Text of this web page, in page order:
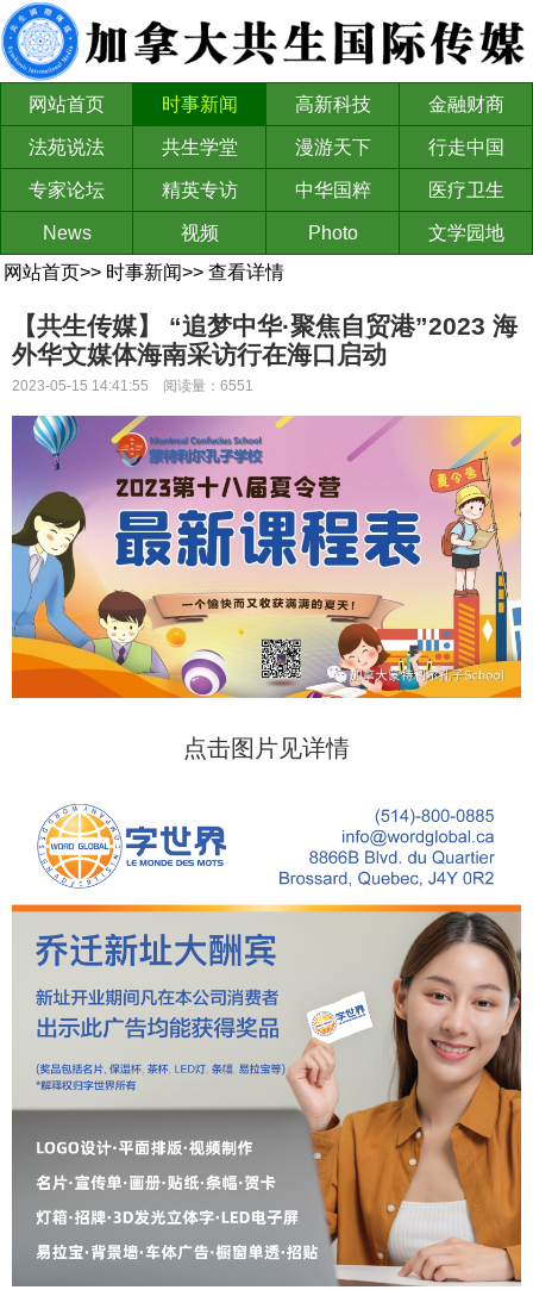
网站首页 时事新闻 高新科技 金融财商
法苑说法 共生学堂 漫游天下 行走中国
专家论坛 精英专访 中华国粹 医疗卫生
News 视频 Photo
文学园地
网站首页>> 时事新闻>> 查看详情
【共生传媒】 ​​​​​​​“追梦中华·聚焦自贸港”2023 海
外华文媒体海南采访行在海口启动
2023-05-15 14:41:55 阅读量：6551
点击图片见详情